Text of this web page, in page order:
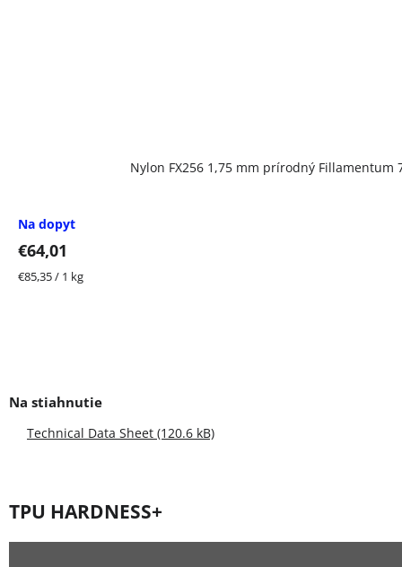
Nylon FX256 1,75 mm prírodný Fillamentum
Na dopyt
€64,01
Jednotková
€85,35 / 1 kg
Technical Data Sheet (120.6 kB)
TPU HARDNESS+